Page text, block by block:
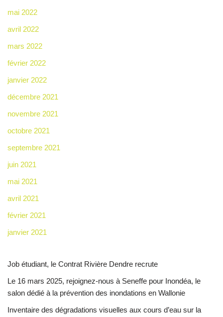
mai 2022
avril 2022
mars 2022
février 2022
janvier 2022
décembre 2021
novembre 2021
octobre 2021
septembre 2021
juin 2021
mai 2021
avril 2021
février 2021
janvier 2021
Job étudiant, le Contrat Rivière Dendre recrute
Le 16 mars 2025, rejoignez-nous à Seneffe pour Inondéa, le
salon dédié à la prévention des inondations en Wallonie
Inventaire des dégradations visuelles aux cours d’eau sur la